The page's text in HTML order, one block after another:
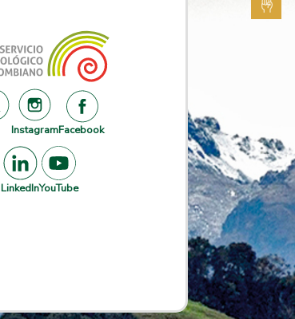
InstagramFacebook
LinkedInYouTube